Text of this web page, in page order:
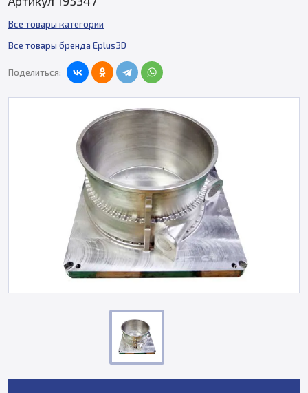
Все товары категории
Все товары бренда Eplus3D
Поделиться: